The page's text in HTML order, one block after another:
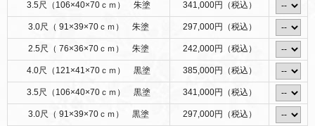
3.5尺（106×40×70ｃｍ） 朱塗 341,000円（税込）
3.0尺（ 91×39×70ｃｍ） 朱塗 297,000円（税込）
2.5尺（ 76×36×70ｃｍ） 朱塗 242,000円（税込）
4.0尺（121×41×70ｃｍ） 黒塗 385,000円（税込）
3.5尺（106×40×70ｃｍ） 黒塗 341,000円（税込）
3.0尺（ 91×39×70ｃｍ） 黒塗 297,000円（税込）